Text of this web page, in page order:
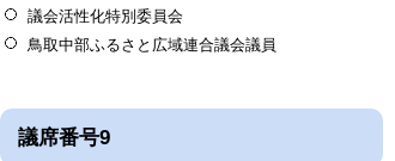
議会活性化特別委員会
鳥取中部ふるさと広域連合議会議員
議席番号9